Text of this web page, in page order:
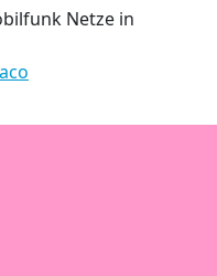
Netze in